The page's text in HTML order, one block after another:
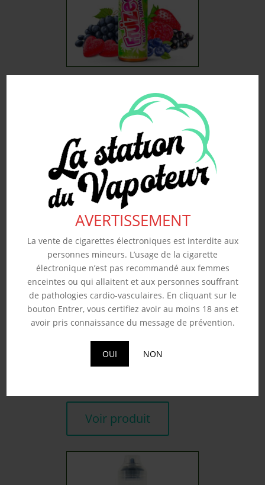
AVERTISSEMENT
La vente de cigarettes électroniques est interdite aux
personnes mineurs. L’usage de la cigarette
électronique n’est pas recommandé aux femmes
enceintes ou qui allaitent et aux personnes souffrant
de pathologies cardio-vasculaires. En cliquant sur le
bouton Entrer, vous certifiez avoir au moins 18 ans et
avoir pris connaissance du message de prévention.
OUI NON
Souhaits
Voir produit
SUNSET LOVER – FRUIZEE
Voir produit